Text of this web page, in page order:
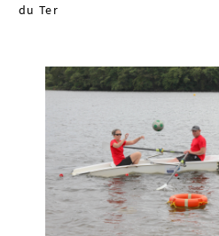
du Ter